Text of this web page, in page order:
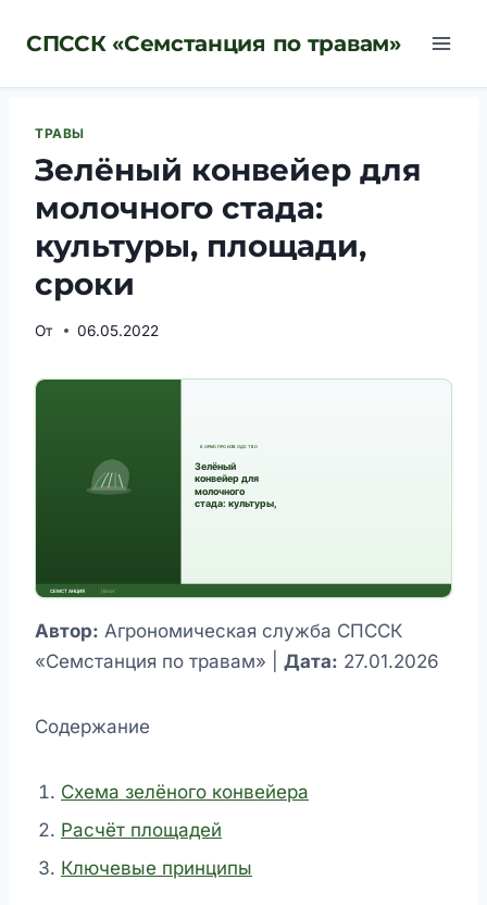
СПССК «Семстанция по травам»
ТРАВЫ
Зелёный конвейер для
молочного стада:
культуры, площади,
сроки
От 06.05.2022
Автор: Агрономическая служба СПССК
«Семстанция по травам» | Дата: 27.01.2026
Содержание
Схема зелёного конвейера
Расчёт площадей
Ключевые принципы